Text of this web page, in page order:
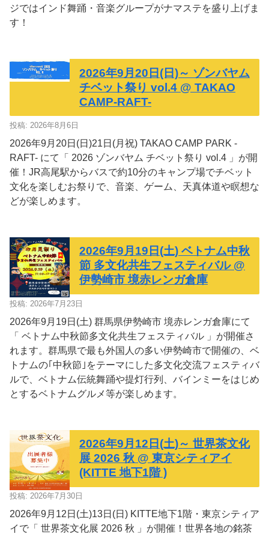
ジではインド舞踊・音楽グループがナマステを盛り上げま
す！
2026年9月20日(日)～ ゾンバヤム
チベット祭り vol.4 @ TAKAO
CAMP-RAFT-
投稿: 2026年8月6日
2026年9月20日(日)21日(月祝) TAKAO CAMP PARK -
RAFT- にて「 2026 ゾンバヤム チベット祭り vol.4 」が開
催！JR高尾駅からバスで約10分のキャンプ場でチベット
文化を楽しむお祭りで、音楽、ゲーム、天真体道や瞑想な
どが楽しめます。
2026年9月19日(土) ベトナム中秋
節 多文化共生フェスティバル @
伊勢崎市 境赤レンガ倉庫
投稿: 2026年7月23日
2026年9月19日(土) 群馬県伊勢崎市 境赤レンガ倉庫にて
「 ベトナム中秋節多文化共生フェスティバル 」が開催さ
れます。群馬県で最も外国人の多い伊勢崎市で開催の、ベ
トナムの｢中秋節｣をテーマにした多文化交流フェスティバ
ルで、ベトナム伝統舞踊や提灯行列、バインミーをはじめ
とするベトナムグルメ等が楽しめます。
2026年9月12日(土)～ 世界茶文化
展 2026 秋 @ 東京シティアイ
(KITTE 地下1階 )
投稿: 2026年7月30日
2026年9月12日(土)13日(日) KITTE地下1階・東京シティア
イで「 世界茶文化展 2026 秋 」が開催！世界各地の銘茶